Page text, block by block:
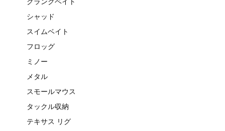
シャッド
スイムベイト
フロッグ
ミノー
メタル
スモールマウス
タックル収納
テキサス リグ